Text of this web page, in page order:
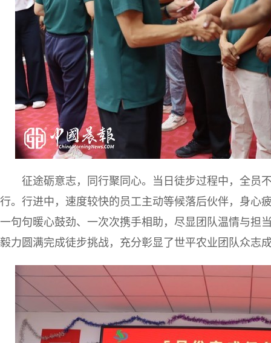
征途砺意志，同行聚同心。当日徒步过程中，全员
行。行进中，速度较快的员工主动等候落后伙伴，身心
一句句暖心鼓劲、一次次携手相助，尽显团队温情与担
毅力圆满完成徒步挑战，充分彰显了世平农业团队众志